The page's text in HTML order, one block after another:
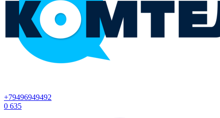
+79496949492
0 635